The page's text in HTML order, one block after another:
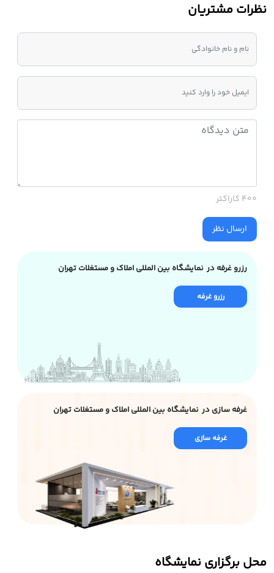
نظرات مشتریان
400 کاراکتر
ارسال نظر
رزرو غرفه در نمایشگاه بین المللی املاک و مستغلات تهران
رزرو غرفه
غرفه سازی در نمایشگاه بین المللی املاک و مستغلات تهران
غرفه سازی
محل برگزاری نمایشگاه